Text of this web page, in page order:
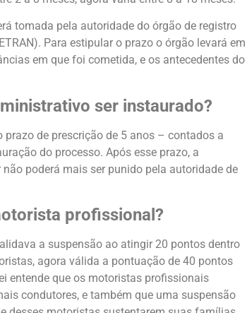
Salvar
tomada pela autoridade do órgão de registro
Para estipular o prazo o órgão levará em
em que foi cometida, e os antecedentes do
ser instaurado?
prazo de prescrição de 5 anos – contados a
do processo. Após esse prazo, a
poderá mais ser punido pela autoridade de
profissional?
a suspensão ao atingir 20 pontos dentro
agora válida a pontuação de 40 pontos
entende que os motoristas profissionais
condutores, e também que uma suspensão